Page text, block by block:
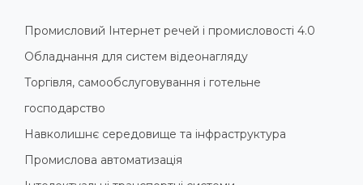
Промисловий Інтернет речей і промисловості 4.0
Обладнання для систем відеонагляду
Торгівля, самообслуговування і готельне
господарство
Навколишнє середовище та інфраструктура
Промислова автоматизація